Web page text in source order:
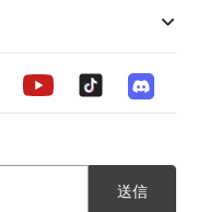
送信